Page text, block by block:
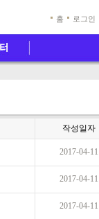
홈 로그인
작성일자
2017-04-11
2017-04-11
2017-04-11